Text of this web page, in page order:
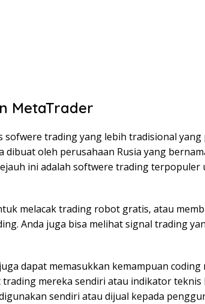
MetaTrader
sofwere trading yang lebih tradisional yang
dibuat oleh perusahaan Rusia yang
ini adalah softwere trading terpopuler
melacak trading robot gratis, atau
Anda juga bisa melihat signal trading
dapat memasukkan kemampuan
mereka sendiri atau indikator teknis
sendiri atau dijual kepada